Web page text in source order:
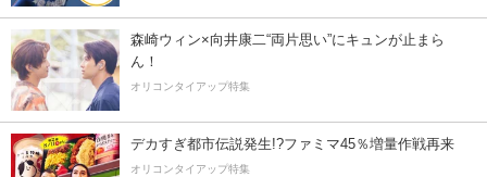
森崎ウィン×向井康二“両片思い”にキュンが止まら
ん！
オリコンタイアップ特集
デカすぎ都市伝説発生!?ファミマ45％増量作戦再来
オリコンタイアップ特集